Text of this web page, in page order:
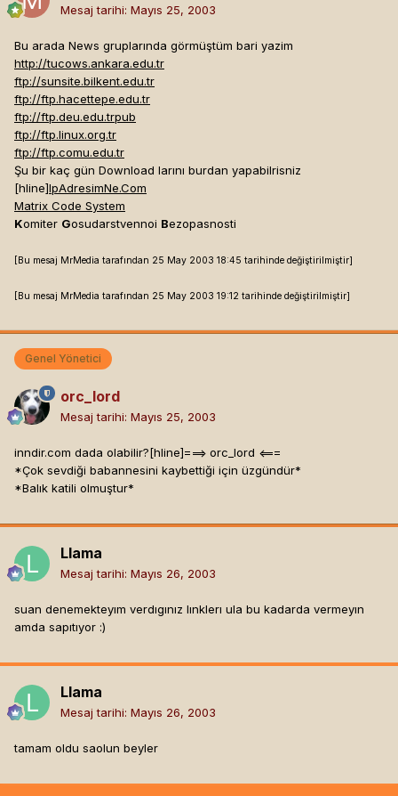
Mesaj tarihi: Mayıs 25, 2003
Bu arada News gruplarında görmüştüm bari yazim
http://tucows.ankara.edu.tr
ftp://sunsite.bilkent.edu.tr
ftp://ftp.hacettepe.edu.tr
ftp://ftp.deu.edu.trpub
ftp://ftp.linux.org.tr
ftp://ftp.comu.edu.tr
Şu bir kaç gün Download larını burdan yapabilrisniz
[hline]IpAdresimNe.Com
Matrix Code System
Komiter Gosudarstvennoi Bezopasnosti
[Bu mesaj MrMedia tarafından 25 May 2003 18:45 tarihinde değiştirilmiştir]
[Bu mesaj MrMedia tarafından 25 May 2003 19:12 tarihinde değiştirilmiştir]
Genel Yönetici
orc_lord
Mesaj tarihi: Mayıs 25, 2003
inndir.com dada olabilir?[hline]===> orc_lord <===
*Çok sevdiği babannesini kaybettiği için üzgündür*
*Balık katili olmuştur*
Llama
Mesaj tarihi: Mayıs 26, 2003
suan denemekteyım verdıgınız lınklerı ula bu kadarda vermeyın
amda sapıtıyor :)
Llama
Mesaj tarihi: Mayıs 26, 2003
tamam oldu saolun beyler